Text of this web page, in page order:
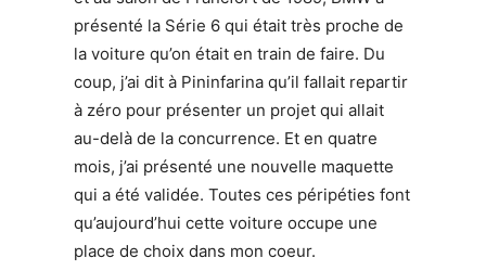
présenté la Série 6 qui était très proche de
la voiture qu’on était en train de faire. Du
coup, j’ai dit à Pininfarina qu’il fallait repartir
à zéro pour présenter un projet qui allait
au-delà de la concurrence. Et en quatre
mois, j’ai présenté une nouvelle maquette
qui a été validée. Toutes ces péripéties font
qu’aujourd’hui cette voiture occupe une
place de choix dans mon coeur.